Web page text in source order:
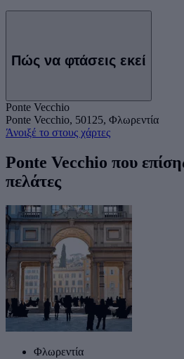
Πώς να φτάσεις εκεί
Ponte Vecchio
Ponte Vecchio, 50125, Φλωρεντία
Άνοιξέ το στους χάρτες
Ponte Vecchio που
πελάτες
Φλωρεντία